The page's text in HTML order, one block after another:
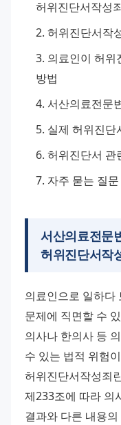
허위진단서작성
허위진단서작
의료인이 허위
방법
서산의료전문
실제 허위진단
허위진단서 관
자주 묻는 질문
서산의료전문
허위진단서작
의료인으로 일하다
문제에 직면할 수
의사나 한의사 등
수 있는 법적 위험
허위진단서작성죄
제233조에 따라 의
결과와 다른 내용